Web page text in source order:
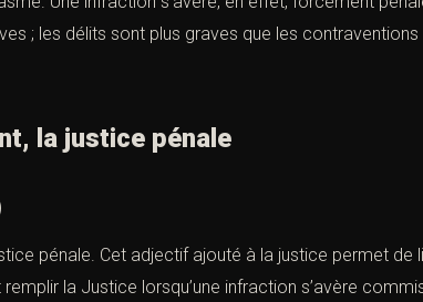
; les délits sont plus graves que les
justice pénale
pénale. Cet adjectif ajouté à la justice permet de
la Justice lorsqu’une infraction s’avère